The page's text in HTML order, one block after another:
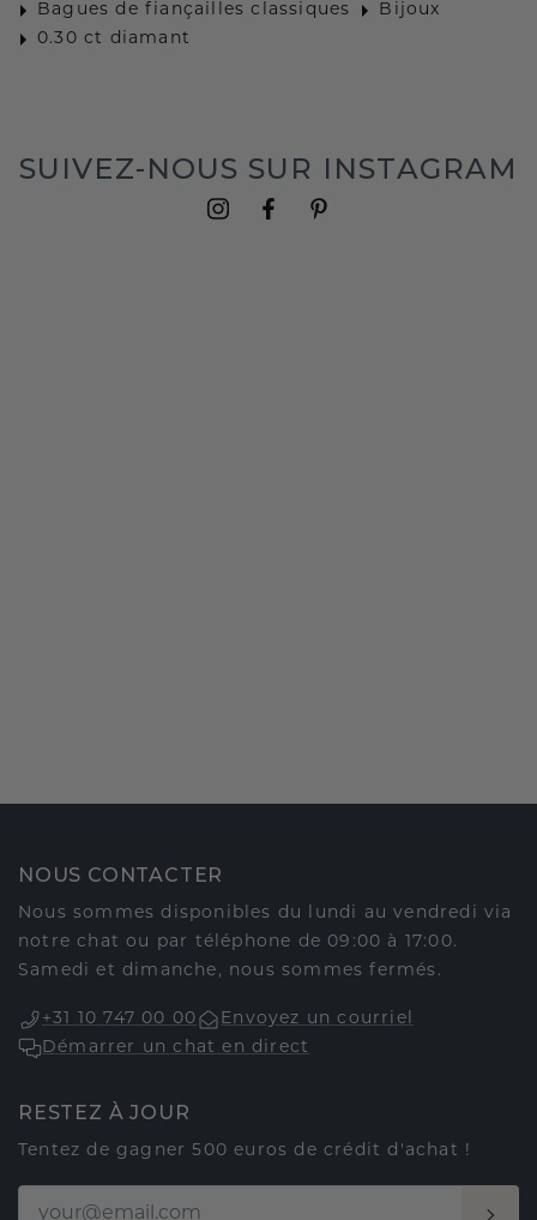
Bagues de fiançailles classiques
Bijoux
0.30 ct diamant
SUIVEZ-NOUS SUR INSTAGRAM
NOUS CONTACTER
Nous sommes disponibles du lundi au vendredi via
notre chat ou par téléphone de 09:00 à 17:00.
Samedi et dimanche, nous sommes fermés.
+31 10 747 00 00
Envoyez un courriel
Démarrer un chat en direct
RESTEZ À JOUR
Tentez de gagner 500 euros de crédit d'achat !